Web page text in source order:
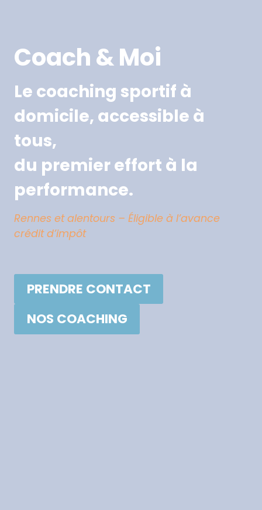
Coach & Moi
Le coaching sportif à
domicile, accessible à
tous,
du premier effort à la
performance.
Rennes et alentours – Éligible à l’avance
crédit d’impôt
PRENDRE CONTACT
NOS COACHING